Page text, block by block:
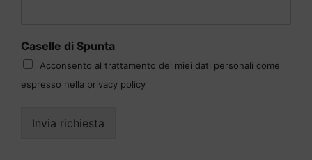
Caselle di Spunta
Acconsento al trattamento dei miei dati personali come
espresso nella privacy policy
Invia richiesta